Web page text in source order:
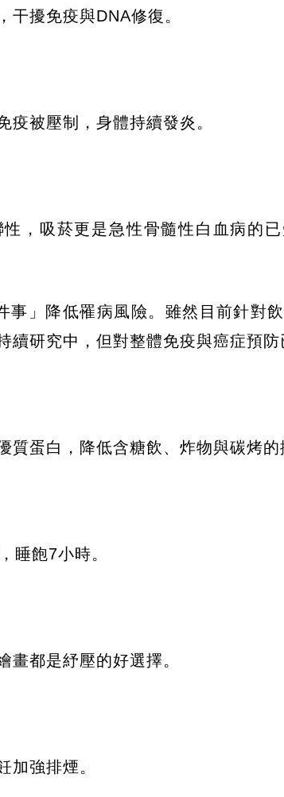
干擾免疫與DNA修復。
疫被壓制，身體持續發炎。
，吸菸更是急性骨髓性白血病的
事」降低罹病風險。雖然目前針對
研究中，但對整體免疫與癌症預防
蛋白，降低含糖飲、炸物與碳烤的
睡飽7小時。
畫都是紓壓的好選擇。
加強排煙。